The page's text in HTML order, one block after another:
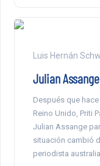
Luis Hernán
Julian
Después que
Reino Unido, Priti
Julian Assange
situación cambió
periodista